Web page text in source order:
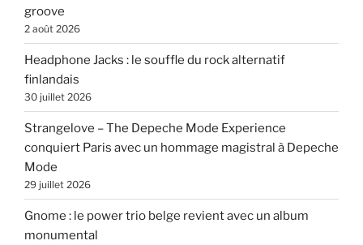
groove
2 août 2026
Headphone Jacks : le souffle du rock alternatif
finlandais
30 juillet 2026
Strangelove – The Depeche Mode Experience
conquiert Paris avec un hommage magistral à Depeche
Mode
29 juillet 2026
Gnome : le power trio belge revient avec un album
monumental